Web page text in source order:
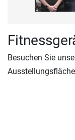
Besuchen Sie